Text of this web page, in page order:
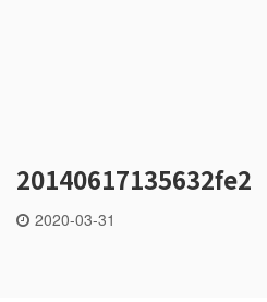
20140617135632fe2
2020-03-31